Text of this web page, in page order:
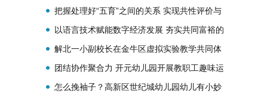
把握处理好“五育”之间的关系 实现共性评价与
个性评价有机统一
以语言技术赋能数字经济发展 夯实共同富裕的
物质基础
解北一小副校长在金牛区虚拟实验教学共同体
项目巡回指导会上作汇报
团结协作聚合力 开元幼儿园开展教职工趣味运
动会
怎么挽袖子？高新区世纪城幼儿园幼儿有小妙